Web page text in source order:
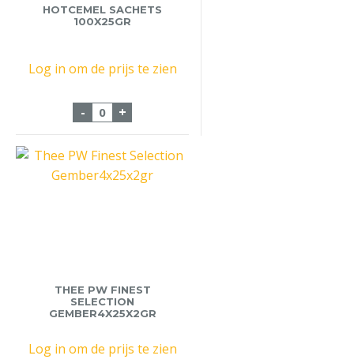
HOTCEMEL SACHETS
100X25GR
Log in om de prijs te zien
- Hotcemel Sachets 100x25gr aantal
+
THEE PW FINEST
SELECTION
GEMBER4X25X2GR
Log in om de prijs te zien